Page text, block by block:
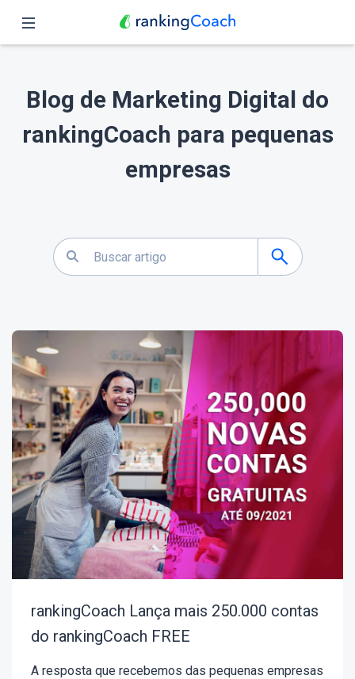
Funções
Preços
Português
Blog de Marketing Digital do
rankingCoach para pequenas
empresas
rankingCoach Lança mais 250.000 contas
do rankingCoach FREE
A resposta que recebemos das pequenas empresas